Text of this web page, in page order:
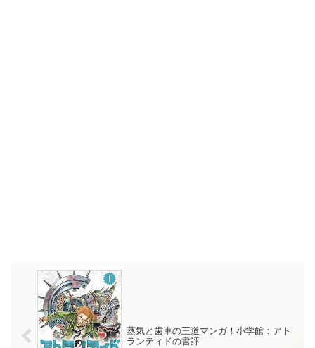
蒸気と歯車の王道マンガ！小学館：アト
ランティドの書評